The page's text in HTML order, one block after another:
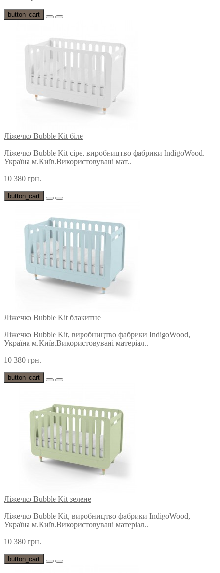
button_cart
Ліжечко Bubble Kit біле
Ліжечко Bubble Kit сіре, виробництво фабрики IndigoWood,
Україна м.Київ.Використовувані мат..
10 380 грн.
button_cart
Ліжечко Bubble Kit блакитне
Ліжечко Bubble Kit, виробництво фабрики IndigoWood,
Україна м.Київ.Використовувані матеріал..
10 380 грн.
button_cart
Ліжечко Bubble Kit зелене
Ліжечко Bubble Kit, виробництво фабрики IndigoWood,
Україна м.Київ.Використовувані матеріал..
10 380 грн.
button_cart